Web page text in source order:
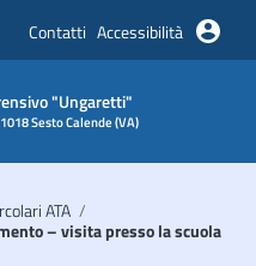
Contatti Accessibilità
"Ungaretti"
Sesto Calende (VA)
ATA /
– visita presso la scuola